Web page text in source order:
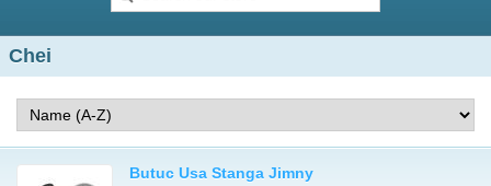
Chei
Butuc Usa Stanga Jimny